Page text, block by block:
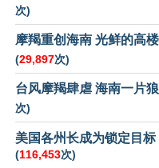
次)
摩羯重创海南 光鲜的高
(29,897次)
台风摩羯肆虐 海南一片
次)
美国各州长成为锁定目
(116,453次)